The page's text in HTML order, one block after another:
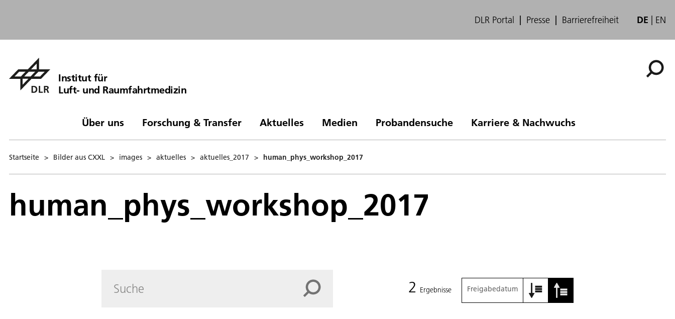
DLR Portal Presse Barrierefreiheit DE EN
Institut für
Luft- und Raumfahrtmedizin
Über uns Forschung & Transfer Aktuelles Medien Probandensuche Karriere & Nachwuchs
Startseite > Bilder aus CXXL > images > aktuelles > aktuelles_2017 > human_phys_workshop_2017
human_phys_workshop_2017
2 Ergebnisse Freigabedatum